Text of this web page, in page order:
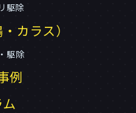
駆除
カラス）
駆除
例